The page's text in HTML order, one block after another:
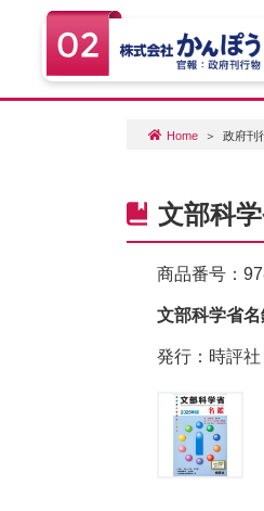
Home 政府刊
文部科
商品番号：
文部科学省
発行：時評社